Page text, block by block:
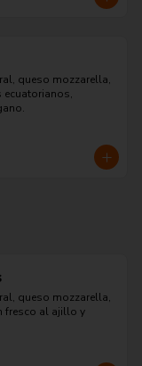
queso mozzarella,
ecuatorianos,
queso mozzarella,
fresco al ajillo y